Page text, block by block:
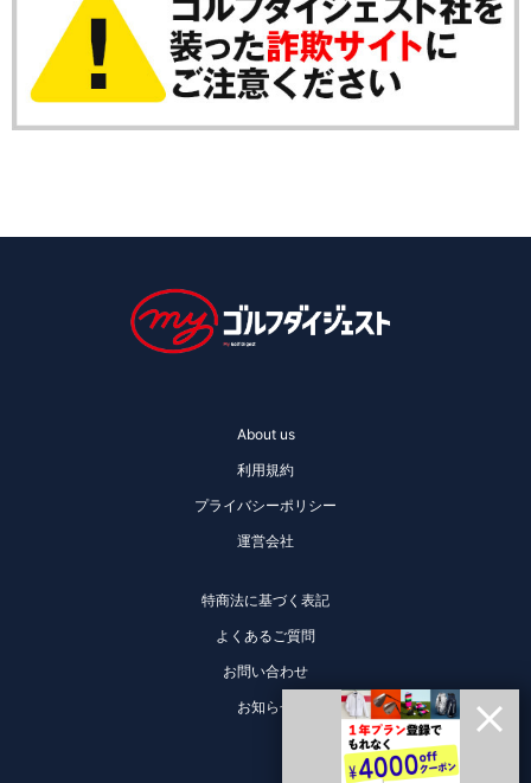
About us
利用規約
プライバシーポリシー
運営会社
特商法に基づく表記
よくあるご質問
お問い合わせ
お知らせ